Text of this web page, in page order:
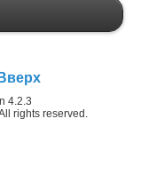
Вверх
4.2.3
rights reserved.